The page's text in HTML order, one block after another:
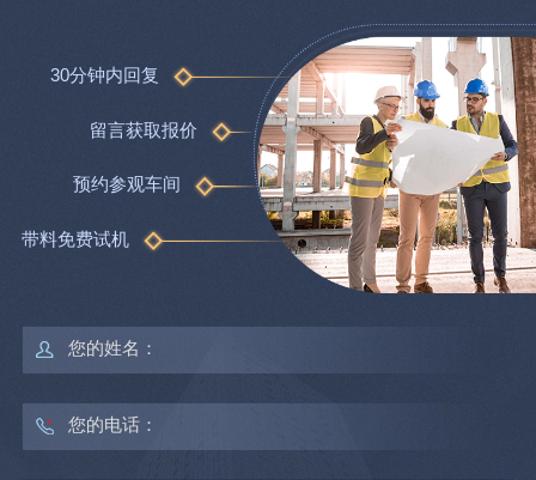
30分钟内回复
留言获取报价
预约参观车间
带料免费试机